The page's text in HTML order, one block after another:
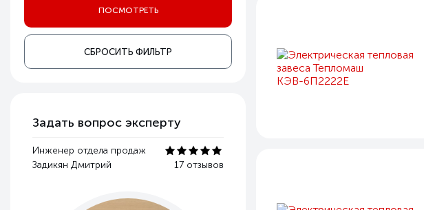
СБРОСИТЬ ФИЛЬТР
Задать вопрос эксперту
Инженер отдела продаж
Задикян Дмитрий
17 отзывов